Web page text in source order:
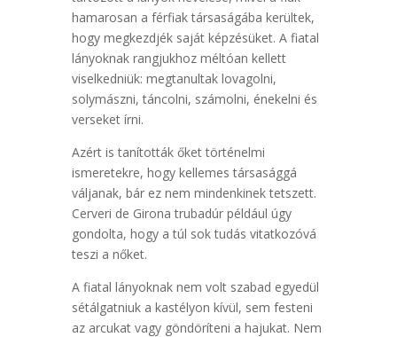
hamarosan a férfiak társaságába kerültek,
hogy megkezdjék saját képzésüket. A fiatal
lányoknak rangjukhoz méltóan kellett
viselkedniük: megtanultak lovagolni,
solymászni, táncolni, számolni, énekelni és
verseket írni.
Azért is tanították őket történelmi
ismeretekre, hogy kellemes társasággá
váljanak, bár ez nem mindenkinek tetszett.
Cerveri de Girona trubadúr például úgy
gondolta, hogy a túl sok tudás vitatkozóvá
teszi a nőket.
A fiatal lányoknak nem volt szabad egyedül
sétálgatniuk a kastélyon kívül, sem festeni
az arcukat vagy göndöríteni a hajukat. Nem